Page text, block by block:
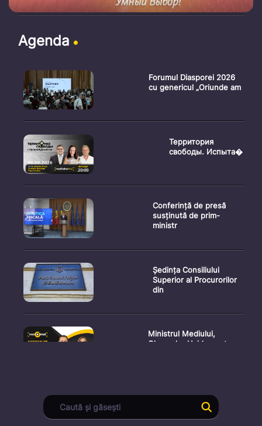
Agenda
Forumul Diasporei 2026
cu genericul „Oriunde am
Территория
свободы. Испыта�
Conferință de presă
susținută de prim-
ministr
Ședința Consiliului
Superior al Procurorilor
din
Ministrul Mediului,
Gheorghe Hajder, este
Consultări publice privind
proiectul de lege pent